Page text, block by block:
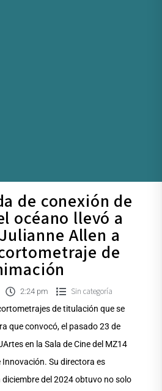
de conexión de
océano llevó a
Allen a
de
2:24 pm Sin categoría
de titulación que se
que convocó, el pasado 23 de
en la Sala de Cine del MZ14
Su directora es
diciembre del 2024 obtuvo no solo